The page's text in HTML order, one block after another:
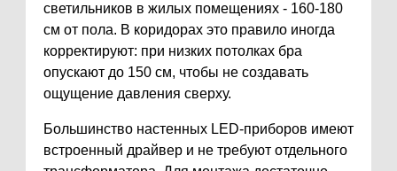
светильников в жилых помещениях - 160-180
см от пола. В коридорах это правило иногда
корректируют: при низких потолках бра
опускают до 150 см, чтобы не создавать
ощущение давления сверху.
Большинство настенных LED-приборов имеют
встроенный драйвер и не требуют отдельного